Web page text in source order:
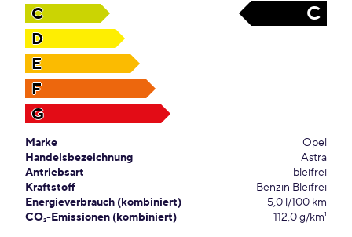
C
C
D
E
F
G
Marke
Opel
Handelsbezeichnung
Astra
Antriebsart
bleifrei
Kraftstoff
Benzin Bleifrei
Energieverbrauch (kombiniert)
5,0 l/100 km
CO₂-Emissionen (kombiniert)
112,0 g/km¹